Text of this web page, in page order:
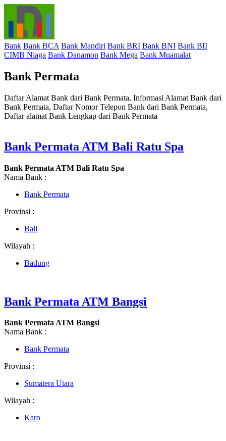
Bank Bank BCA Bank Mandiri Bank BRI Bank BNI Bank BII
CIMB Niaga Bank Danamon Bank Mega Bank Muamalat
Bank Permata
Daftar Alamat Bank dari Bank Permata, Informasi Alamat Bank dari
Bank Permata, Daftar Nomor Telepon Bank dari Bank Permata,
Daftar alamat Bank Lengkap dari Bank Permata
Bank Permata ATM Bali Ratu Spa
Bank Permata ATM Bali Ratu Spa
Nama Bank :
Bank Permata
Provinsi :
Bali
Wilayah :
Badung
Bank Permata ATM Bangsi
Bank Permata ATM Bangsi
Nama Bank :
Bank Permata
Provinsi :
Sumatera Utara
Wilayah :
Karo